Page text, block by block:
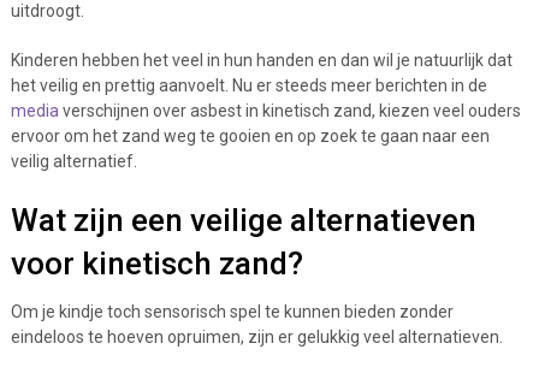
uitdroogt.
Kinderen hebben het veel in hun handen en dan wil je natuurlijk dat
het veilig en prettig aanvoelt. Nu er steeds meer berichten in de
media verschijnen over asbest in kinetisch zand, kiezen veel ouders
ervoor om het zand weg te gooien en op zoek te gaan naar een
veilig alternatief.
Wat zijn een veilige alternatieven
voor kinetisch zand?
Om je kindje toch sensorisch spel te kunnen bieden zonder
eindeloos te hoeven opruimen, zijn er gelukkig veel alternatieven.